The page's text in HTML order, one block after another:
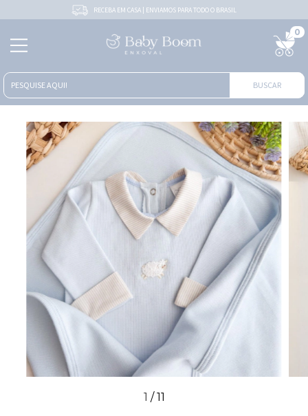
RECEBA EM CASA | ENVIAMOS PARA TODO O BRASIL
BUSCAR
0
1 /11